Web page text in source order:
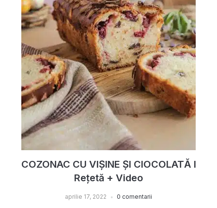
COZONAC CU VIȘINE ȘI CIOCOLATĂ I
Rețetă + Video
aprilie 17, 2022 0 comentarii